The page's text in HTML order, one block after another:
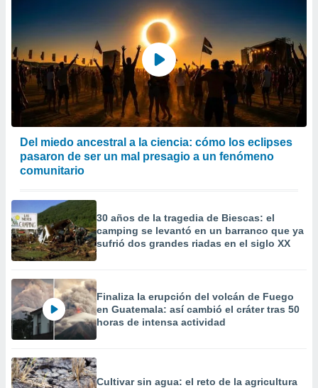
Del miedo ancestral a la ciencia: cómo los eclipses
pasaron de ser un mal presagio a un fenómeno
comunitario
30 años de la tragedia de Biescas: el
camping se levantó en un barranco que ya
sufrió dos grandes riadas en el siglo XX
Finaliza la erupción del volcán de Fuego
en Guatemala: así cambió el cráter tras 50
horas de intensa actividad
Cultivar sin agua: el reto de la agricultura